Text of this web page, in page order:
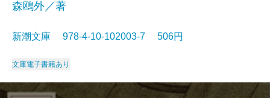
森鴎外／著
新潮文庫 978-4-10-102003-7 506円
文庫電子書籍あり